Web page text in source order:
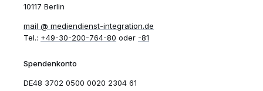
10117 Berlin
mail​
mediendienst-integration.de
Tel.: +49-30-200-764-80 oder -81
Spendenkonto
DE48 3702 0500 0020 2304 61